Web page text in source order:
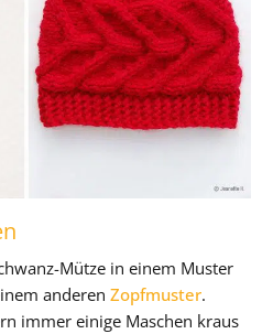
Mütze in einem Muster
anderen Zopfmuster.
immer einige Maschen kraus